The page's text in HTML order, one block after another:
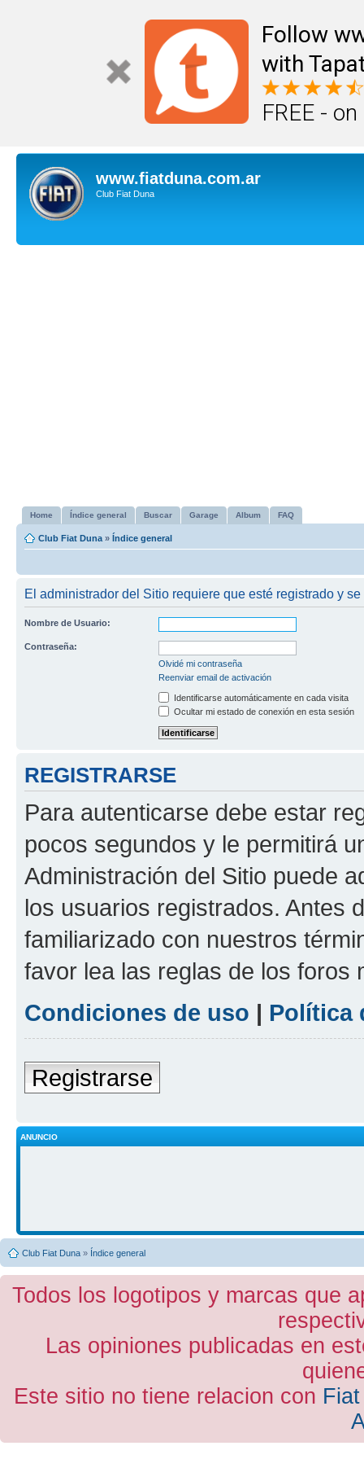
Follow
with
FREE -
www.fiatduna.com.ar
Club Fiat Duna
Home Índice general Buscar Garage Album FAQ
Club Fiat Duna » Índice general
El administrador del Sitio requiere que esté registrado y
Nombre de Usuario:
Contraseña:
Olvidé mi contraseña
Reenviar email de activación
Identificarse automáticamente en cada visita
Ocultar mi estado de conexión en esta sesión
REGISTRARSE
Para autenticarse debe estar
pocos segundos y le permitirá
Administración del Sitio puede
los usuarios registrados. Antes
familiarizado con nuestros
favor lea las reglas de los foros
Condiciones de uso | Política
Registrarse
ANUNCIO
Club Fiat Duna » Índice general
Todos los logotipos y marcas que
Las opiniones publicadas en
Este sitio no tiene relacion con